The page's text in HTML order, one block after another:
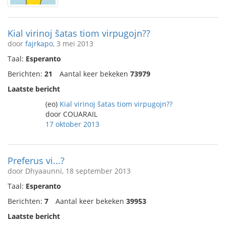
Kial virinoj ŝatas tiom virpugojn??
door fajrkapo, 3 mei 2013
Taal: Esperanto
Berichten: 21 Aantal keer bekeken 73979
Laatste bericht
(eo) Kial virinoj ŝatas tiom virpugojn??
door COUARAIL
17 oktober 2013
Preferus vi...?
door Dhyaaunni, 18 september 2013
Taal: Esperanto
Berichten: 7 Aantal keer bekeken 39953
Laatste bericht